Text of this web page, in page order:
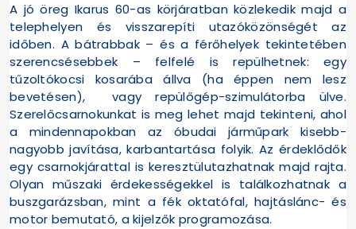
A jó öreg Ikarus 60-as körjáratban közlekedik majd a
telephelyen és visszarepíti utazóközönségét az
időben. A bátrabbak – és a férőhelyek tekintetében
szerencsésebbek – felfelé is repülhetnek: egy
tűzoltókocsi kosarába állva (ha éppen nem lesz
bevetésen), vagy repülőgép-szimulátorba ülve.
Szerelőcsarnokunkat is meg lehet majd tekinteni, ahol
a mindennapokban az óbudai járműpark kisebb-
nagyobb javítása, karbantartása folyik. Az érdeklődők
egy csarnokjárattal is keresztülutazhatnak majd rajta.
Olyan műszaki érdekességekkel is találkozhatnak a
buszgarázsban, mint a fék oktatófal, hajtáslánc- és
motor bemutató, a kijelzők programozása.